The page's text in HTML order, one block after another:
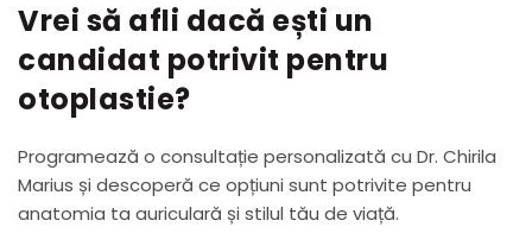
Vrei să afli dacă ești un
candidat potrivit pentru
otoplastie?
Programează o consultație personalizată cu Dr. Chirila
Marius și descoperă ce opțiuni sunt potrivite pentru
anatomia ta auriculară și stilul tău de viață.